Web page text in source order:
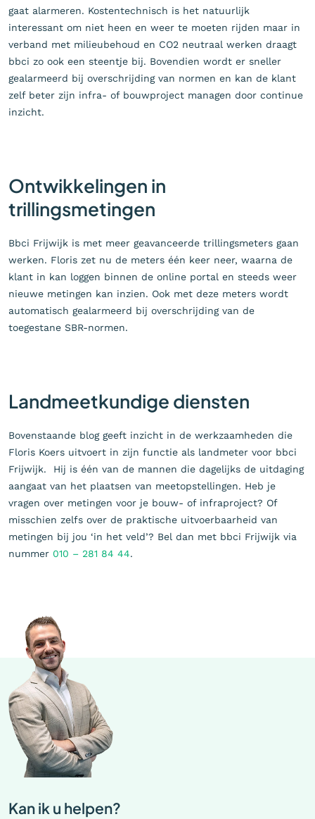
gaat alarmeren. Kostentechnisch is het natuurlijk
interessant om niet heen en weer te moeten rijden maar in
verband met milieubehoud en CO2 neutraal werken draagt
bbci zo ook een steentje bij. Bovendien wordt er sneller
gealarmeerd bij overschrijding van normen en kan de klant
zelf beter zijn infra- of bouwproject managen door continue
inzicht.
Ontwikkelingen in
trillingsmetingen
Bbci Frijwijk is met meer geavanceerde trillingsmeters gaan
werken. Floris zet nu de meters één keer neer, waarna de
klant in kan loggen binnen de online portal en steeds weer
nieuwe metingen kan inzien. Ook met deze meters wordt
automatisch gealarmeerd bij overschrijding van de
toegestane SBR-normen.
Landmeetkundige diensten
Bovenstaande blog geeft inzicht in de werkzaamheden die
Floris Koers uitvoert in zijn functie als landmeter voor bbci
Frijwijk. Hij is één van de mannen die dagelijks de uitdaging
aangaat van het plaatsen van meetopstellingen. Heb je
vragen over metingen voor je bouw- of infraproject? Of
misschien zelfs over de praktische uitvoerbaarheid van
metingen bij jou ‘in het veld’? Bel dan met bbci Frijwijk via
nummer 010 – 281 84 44.
Kan ik u helpen?